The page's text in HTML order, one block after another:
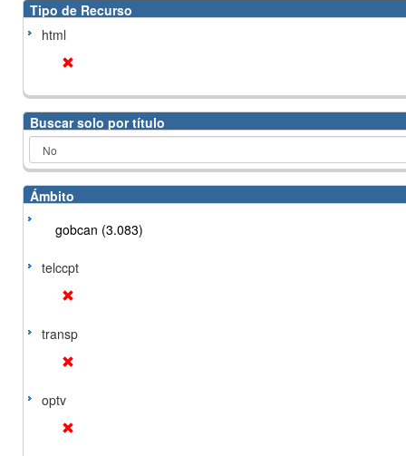
Tipo de Recurso
html
Buscar solo por título
Ámbito
gobcan (3.083)
telccpt
transp
optv